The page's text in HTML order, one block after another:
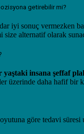
getirebilir mi?
iyi sonuç vermezken
alternatif olarak
insana şeffaf
üzerinde daha hafif bir
göre tedavi